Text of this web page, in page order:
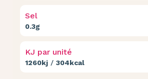
Sel
0.3g
KJ par unité
1260kj / 304kcal